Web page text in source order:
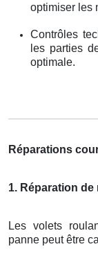
optimiser les
Contrôles
les parties
optimale.
Réparations
1. Réparation
Les volets
panne peut être